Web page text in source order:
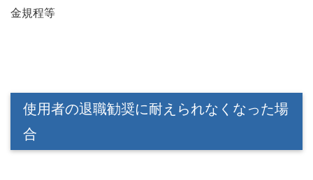
金規程等
使用者の退職勧奨に耐えられなくなった場
合